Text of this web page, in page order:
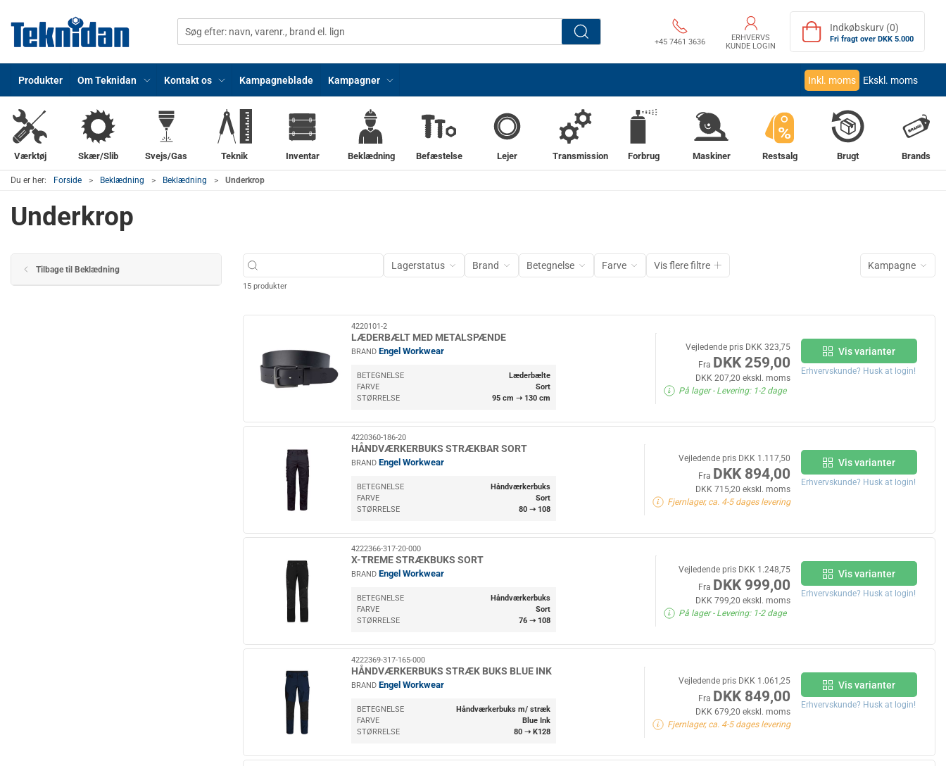
+45 7461 3636
ERHVERVS
KUNDE LOGIN
Indkøbskurv (0)
Fri fragt over DKK 5.000
Produkter Om Teknidan Kontakt os Kampagneblade Kampagner Inkl. moms Ekskl. moms
Værktøj Skær/Slib Svejs/Gas Teknik Inventar Beklædning Befæstelse Lejer Transmission Forbrug Maskiner
%
Restsalg Brugt Brands
Du er her: Forside Beklædning Beklædning Underkrop
Underkrop
Tilbage til Beklædning Lagerstatus Brand Betegnelse Farve Vis flere filtre Kampagne
15 produkter
4220101-2
LÆDERBÆLT MED METALSPÆNDE
BRAND Engel Workwear
BETEGNELSE
Læderbælte
FARVE
Sort
STØRRELSE
95 cm ➝ 130 cm
Vejledende pris DKK 323,75
Fra DKK 259,00
DKK 207,20 ekskl. moms
På lager- Levering: 1-2 dage
Vis varianter
Erhvervskunde? Husk at login!
4220360-186-20
HÅNDVÆRKERBUKS STRÆKBAR SORT
BRAND Engel Workwear
BETEGNELSE
Håndværkerbuks
FARVE
Sort
STØRRELSE
80 ➝ 108
Vejledende pris DKK 1.117,50
Fra DKK 894,00
DKK 715,20 ekskl. moms
Fjernlager, ca. 4-5 dages levering
Vis varianter
Erhvervskunde? Husk at login!
4222366-317-20-000
X-TREME STRÆKBUKS SORT
BRAND Engel Workwear
BETEGNELSE
Håndværkerbuks
FARVE
Sort
STØRRELSE
76 ➝ 108
Vejledende pris DKK 1.248,75
Fra DKK 999,00
DKK 799,20 ekskl. moms
På lager- Levering: 1-2 dage
Vis varianter
Erhvervskunde? Husk at login!
4222369-317-165-000
HÅNDVÆRKERBUKS STRÆK BUKS BLUE INK
BRAND Engel Workwear
BETEGNELSE
Håndværkerbuks m/ stræk
FARVE
Blue Ink
STØRRELSE
80 ➝ K128
Vejledende pris DKK 1.061,25
Fra DKK 849,00
DKK 679,20 ekskl. moms
Fjernlager, ca. 4-5 dages levering
Vis varianter
Erhvervskunde? Husk at login!